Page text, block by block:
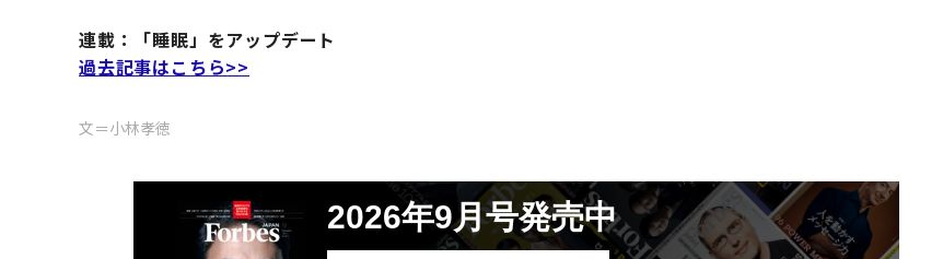
連載：「睡眠」をアップデート
過去記事はこちら>>
文＝小林孝徳
2026年9月号発売中